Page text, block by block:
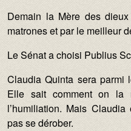
Demain la Mère des
matrones et par le meilleur
Le Sénat a choisi Publius
Claudia Quinta sera parmi
Elle sait comment on la
l’humiliation. Mais
pas se dérober.